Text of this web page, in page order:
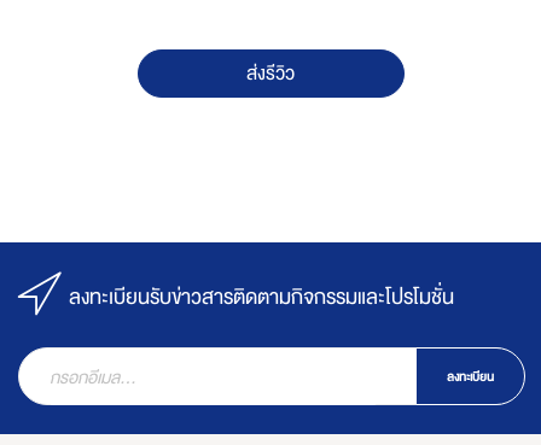
ส่งรีวิว
ลงทะเบียนรับข่าวสารติดตามกิจกรรมและโปรโมชั่น
ลงทะเบียน